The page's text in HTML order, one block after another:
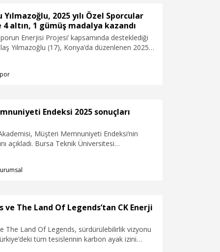
Yılmazoğlu, 2025 yılı Özel Sporcular
altın, 1 gümüş madalya kazandı
Enerjisi Projesi’ kapsamında desteklediği
Yılmazoğlu (17), Konya’da düzenlenen 2025
Henüz 7 yaşında başladığı yüzme
Endeksi 2025 sonuçları
Müşteri Memnuniyeti Endeksi’nin
açıkladı. Bursa Teknik Üniversitesi
(MENDEKS) 2025 raporunda 38 farklı
ve The Land Of Legends’tan CK Enerji
The Land Of Legends, sürdürülebilirlik vizyonu
tüm tesislerinin karbon ayak izini